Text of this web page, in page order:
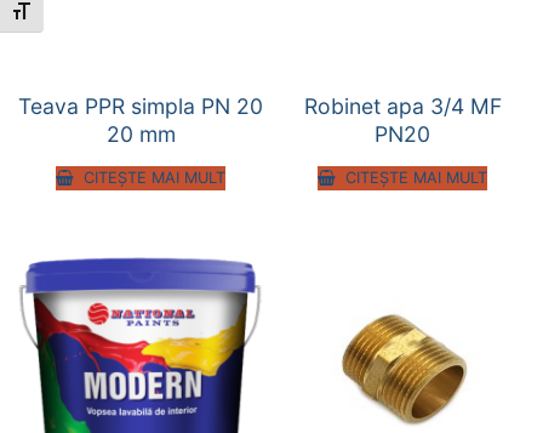
Toggle Font size
Teava PPR simpla PN 20
20 mm
CITEȘTE MAI MULT
Robinet apa 3/4 MF
PN20
CITEȘTE MAI MULT